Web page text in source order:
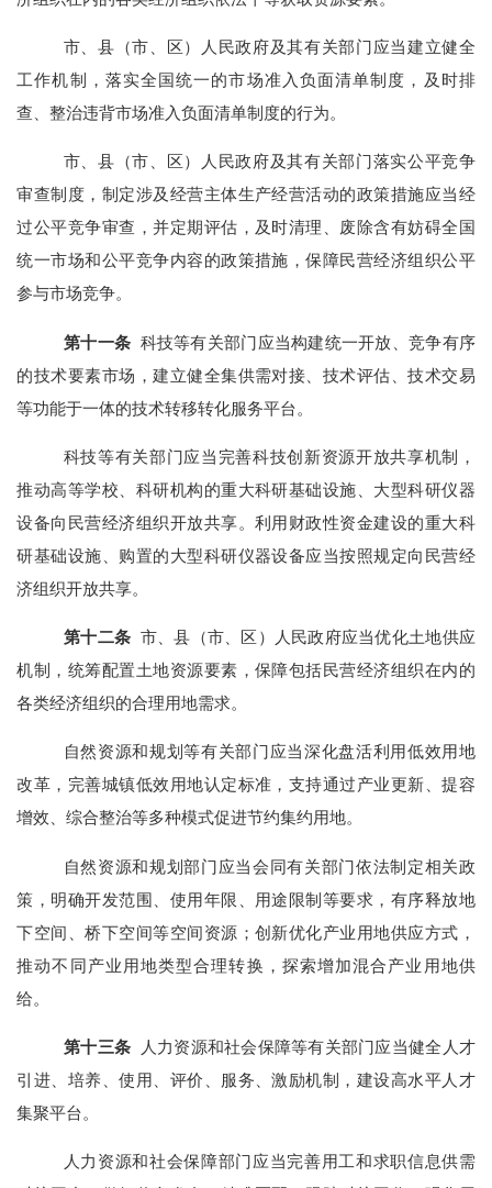
市、县（市、区）人民政府及其有关部门应当建立健全
工作机制，落实全国统一的市场准入负面清单制度，及时排
查、整治违背市场准入负面清单制度的行为。
市、县（市、区）人民政府及其有关部门落实公平竞争
审查制度，制定涉及经营主体生产经营活动的政策措施应当经
过公平竞争审查，并定期评估，及时清理、废除含有妨碍全国
统一市场和公平竞争内容的政策措施，保障民营经济组织公平
参与市场竞争。
第十一条 科技等有关部门应当构建统一开放、竞争有序
的技术要素市场，建立健全集供需对接、技术评估、技术交易
等功能于一体的技术转移转化服务平台。
科技等有关部门应当完善科技创新资源开放共享机制，
推动高等学校、科研机构的重大科研基础设施、大型科研仪器
设备向民营经济组织开放共享。利用财政性资金建设的重大科
研基础设施、购置的大型科研仪器设备应当按照规定向民营经
济组织开放共享。
第十二条 市、县（市、区）人民政府应当优化土地供应
机制，统筹配置土地资源要素，保障包括民营经济组织在内的
各类经济组织的合理用地需求。
自然资源和规划等有关部门应当深化盘活利用低效用地
改革，完善城镇低效用地认定标准，支持通过产业更新、提容
增效、综合整治等多种模式促进节约集约用地。
自然资源和规划部门应当会同有关部门依法制定相关政
策，明确开发范围、使用年限、用途限制等要求，有序释放地
下空间、桥下空间等空间资源；创新优化产业用地供应方式，
推动不同产业用地类型合理转换，探索增加混合产业用地供
给。
第十三条
人力资源和社会保障等有关部门应当健全人才
引进、培养、使用、评价、服务、激励机制，建设高水平人才
集聚平台。
人力资源和社会保障部门应当完善用工和求职信息供需